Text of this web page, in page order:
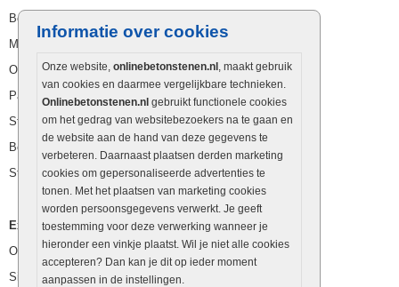
Informatie over cookies
Onze website, onlinebetonstenen.nl , maakt gebruik
van cookies en daarmee vergelijkbare technieken.
Onlinebetonstenen.nl gebruikt functionele cookies
om het gedrag van websitebezoekers na te gaan en
de website aan de hand van deze gegevens te
verbeteren. Daarnaast plaatsen derden marketing
cookies om gepersonaliseerde advertenties te
tonen. Met het plaatsen van marketing cookies
worden persoonsgegevens verwerkt. Je geeft
toestemming voor deze verwerking wanneer je
hieronder een vinkje plaatst. Wil je niet alle cookies
accepteren? Dan kan je dit op ieder moment
aanpassen in de instellingen.
Betonbielzen
Muurstenen
Opsluitbanden
Palissaden
Stapelblokken
Betonblokken
Stapelstenen
Extra benodigdheden
Ophoogzand
Siergrind en siersplit